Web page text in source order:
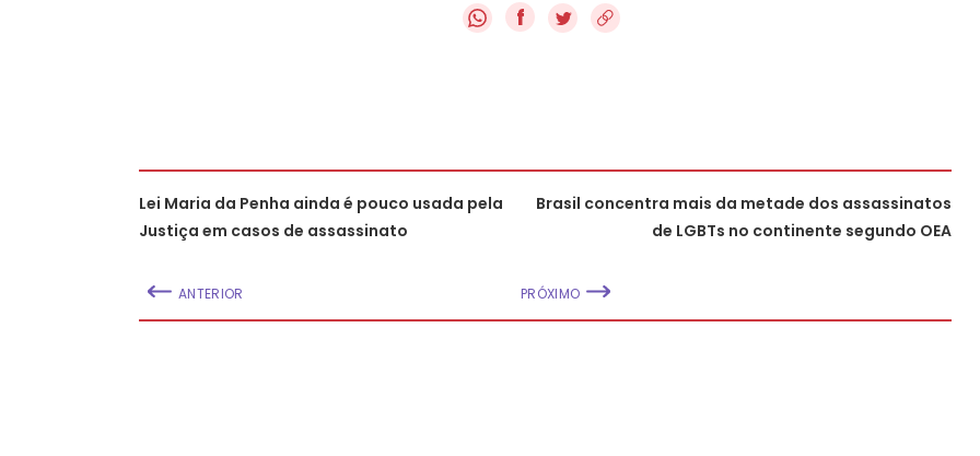
f
Lei Maria da Penha ainda é pouco usada pela
Justiça em casos de assassinato
ANTERIOR
Brasil concentra mais da metade dos assassinatos
de LGBTs no continente segundo OEA
PRÓXIMO